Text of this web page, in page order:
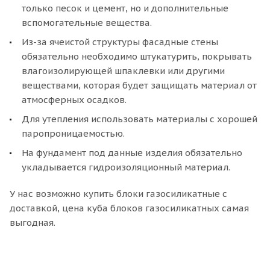
только песок и цемент, но и дополнительные
вспомогательные вещества.
Из-за ячеистой структуры фасадные стены
обязательно необходимо штукатурить, покрывать
влагоизолирующей шпаклевки или другими
веществами, которая будет защищать материал от
атмосферных осадков.
Для утепления использовать материалы с хорошей
паропроницаемостью.
На фундамент под данные изделия обязательно
укладывается гидроизоляционный материал.
У нас возможно купить блоки газосиликатные с
доставкой, цена куба блоков газосиликатных самая
выгодная.